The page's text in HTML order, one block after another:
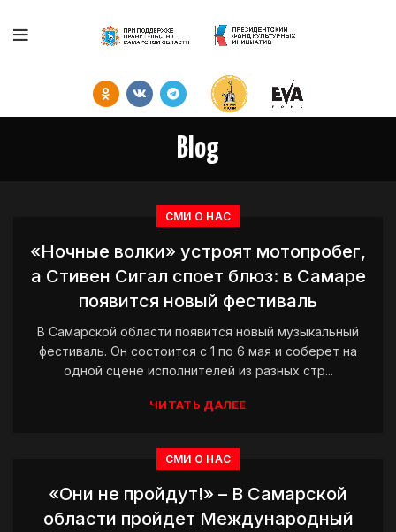
Blog
СМИ О НАС
«Ночные волки» устроят мотопробег,
а Стивен Сигал споет блюз: в Самаре
появится новый фестиваль
В Самарской области появится новый музыкальный
фестиваль. Он состоится с 1 по 6 мая и соберет на
одной сцене исполнителей из разных стр...
ЧИТАТЬ ДАЛЕЕ
СМИ О НАС
«Они не пройдут!» – В Самарской
области пройдет Международный